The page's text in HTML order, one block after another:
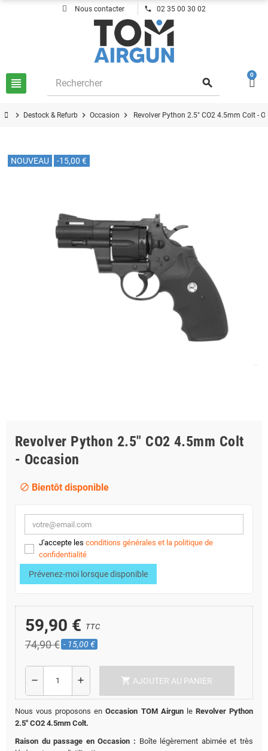
Nous contacter phone 02 35 00 30 02
view_headline search
0
chevron_right Destock & Refurb chevron_right Occasion chevron_right Revolver Python 2.5" CO2 4.5mm Colt -
-15,00 €
NOUVEAU
Revolver Python 2.5" CO2 4.5mm Colt
- Occasion
block Bientôt disponible
J'accepte les conditions générales et la politique de
confidentialité
Prévenez-moi lorsque disponible
59,90 € TTC
74,90 € - 15,00 €
remove add shopping_cart AJOUTER AU PANIER
Nous vous proposons enOccasion TOM Airgunle Revolver Python
2.5" CO2 4.5mm Colt.
Raison du passage en Occasion : Boîte légèrement abimée et très